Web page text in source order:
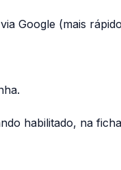
Google (mais
habilitado, na